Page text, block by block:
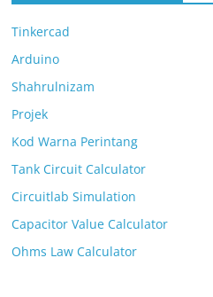
Tinkercad
Arduino
Shahrulnizam
Projek
Kod Warna Perintang
Tank Circuit Calculator
Circuitlab Simulation
Capacitor Value Calculator
Ohms Law Calculator